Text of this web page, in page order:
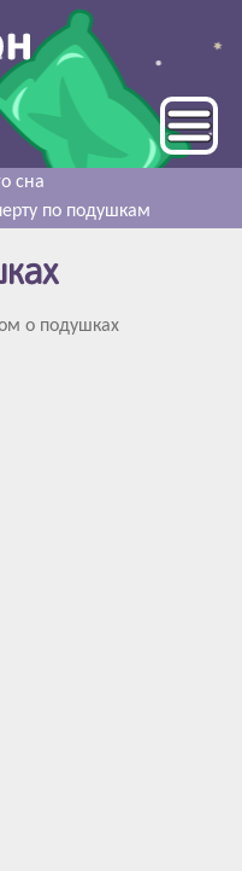
сна
по подушкам
о подушках